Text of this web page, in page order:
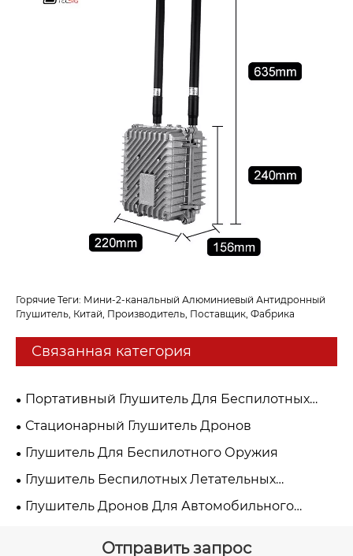
Горячие Теги: Мини-2-канальный Алюминиевый Антидронный
Глушитель, Китай, Производитель, Поставщик, Фабрика
Связанная категория
Портативный Глушитель Для Беспилотных
Летательных Аппаратов
Стационарный Глушитель Дронов
Глушитель Для Беспилотного Оружия
Глушитель Беспилотных Летательных
Аппаратов Manpack
Глушитель Дронов Для Автомобильного
Отправить запрос